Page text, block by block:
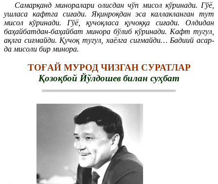
Самарқанд миноралари олисдан чўп мисол кўринади. Гўё,
ушласа кафтга сиғади. Яқинроқдан эса каллакланган тут
мисол кўринади. Гўё, қучоқласа қучоққа сиғади. Олдидан
баҳайбатдан-баҳайбат минора бўлиб кўринади. Кафт тугул,
ақлга сиғмайди. Қучоқ тугул, хаёлга сиғмайди… Бадиий асар-
да мисоли бир минора.
ТОҒАЙ МУРОД ЧИЗГАН СУРАТЛАР
Қозоқбой Йўлдошев билан суҳбат